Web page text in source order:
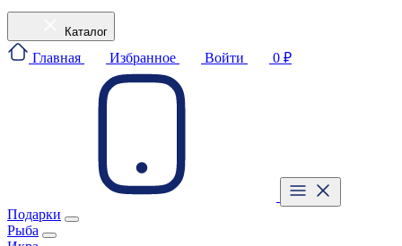
Каталог
Главная Избранное Войти 0 ₽
Подарки
Рыба